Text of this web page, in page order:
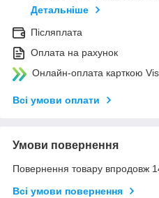
Детальніше
Післяплата
Оплата на рахунок
Онлайн-оплата карткою
Всі умови оплати
Умови повернення
Повернення товару впродовж
Всі умови повернення